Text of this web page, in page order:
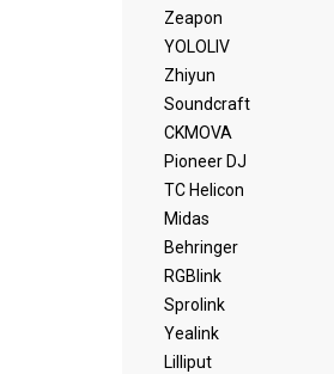
Zeapon
YOLOLIV
Zhiyun
Soundcraft
CKMOVA
Pioneer DJ
TC Helicon
Midas
Behringer
RGBlink
Sprolink
Yealink
Lilliput